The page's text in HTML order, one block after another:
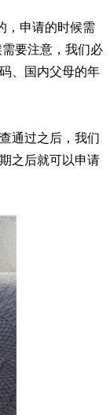
，申请的时候需
要注意，我们必
、国内父母的年
通过之后，我们
之后就可以申请